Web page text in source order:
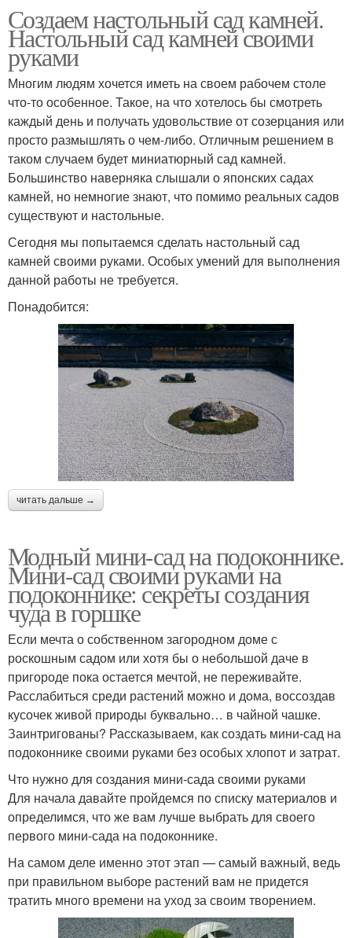
Создаем настольный сад камней.
Настольный сад камней своими
руками
Многим людям хочется иметь на своем рабочем столе
что-то особенное. Такое, на что хотелось бы смотреть
каждый день и получать удовольствие от созерцания или
просто размышлять о чем-либо. Отличным решением в
таком случаем будет миниатюрный сад камней.
Большинство наверняка слышали о японских садах
камней, но немногие знают, что помимо реальных садов
существуют и настольные.
Сегодня мы попытаемся сделать настольный сад
камней своими руками. Особых умений для выполнения
данной работы не требуется.
Понадобится:
читать дальше →
Модный мини-сад на подоконнике.
Мини-сад своими руками на
подоконнике: секреты создания
чуда в горшке
Если мечта о собственном загородном доме с
роскошным садом или хотя бы о небольшой даче в
пригороде пока остается мечтой, не переживайте.
Расслабиться среди растений можно и дома, воссоздав
кусочек живой природы буквально… в чайной чашке.
Заинтригованы? Рассказываем, как создать мини-сад на
подоконнике своими руками без особых хлопот и затрат.
Что нужно для создания мини-сада своими руками
Для начала давайте пройдемся по списку материалов и
определимся, что же вам лучше выбрать для своего
первого мини-сада на подоконнике.
На самом деле именно этот этап — самый важный, ведь
при правильном выборе растений вам не придется
тратить много времени на уход за своим творением.